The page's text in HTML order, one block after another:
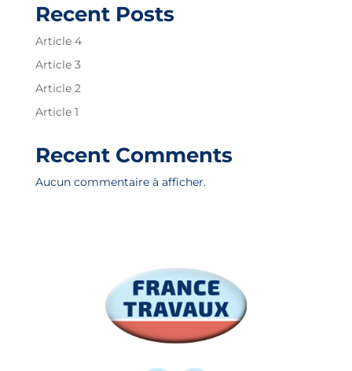
Recent Posts
Article 4
Article 3
Article 2
Article 1
Recent Comments
Aucun commentaire à afficher.